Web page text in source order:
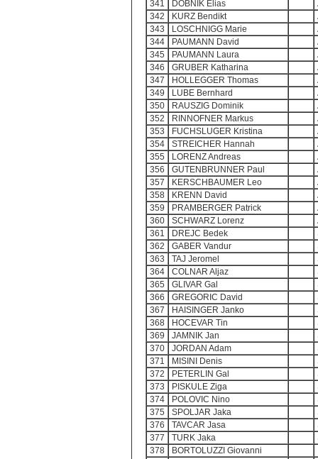
341
DOBNIK Elias
342
KURZ Bendikt
343
LOSCHNIGG Marie
344
PAUMANN David
345
PAUMANN Laura
346
GRUBER Katharina
347
HOLLEGGER Thomas
349
LUBE Bernhard
350
RAUSZIG Dominik
352
RINNOFNER Markus
353
FUCHSLUGER Kristina
354
STREICHER Hannah
355
LORENZ Andreas
356
GUTENBRUNNER Paul
357
KERSCHBAUMER Leo
358
KRENN David
359
PRAMBERGER Patrick
360
SCHWARZ Lorenz
361
DREJC Bedek
362
GABER Vandur
363
TAJ Jeromel
364
COLNAR Aljaz
365
GLIVAR Gal
366
GREGORIC David
367
HAISINGER Janko
368
HOCEVAR Tin
369
JAMNIK Jan
370
JORDAN Adam
371
MISINI Denis
372
PETERLIN Gal
373
PISKULE Ziga
374
POLOVIC Nino
375
SPOLJAR Jaka
376
TAVCAR Jasa
377
TURK Jaka
378
BORTOLUZZI Giovanni